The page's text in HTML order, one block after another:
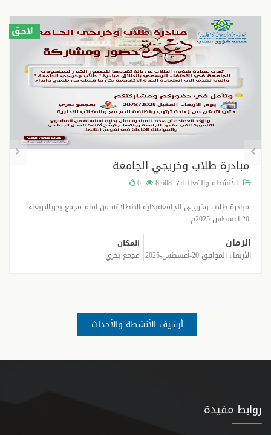
لاحق
مبادرة طلاب وخريجي الجامعة
الأنشطة والفعاليات 8,608
0
مبادرة طلاب وخريجي الجامعةبداية الانطلاقة من امام مجمع بحريالاربعاء
20 اغسطس 2025م
الزمان
الأربعاء الموافق 20-أغسطس-2025
المكان
مجمع بحري
أرشيف الأنشطة والأحداث
روابط مفيدة